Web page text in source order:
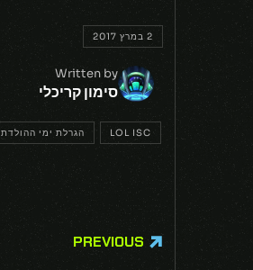
2 במרץ 2017
Written by
סימון קריכלי
LOL ISC הגרלת ימי ההולדת
PREVIOUS